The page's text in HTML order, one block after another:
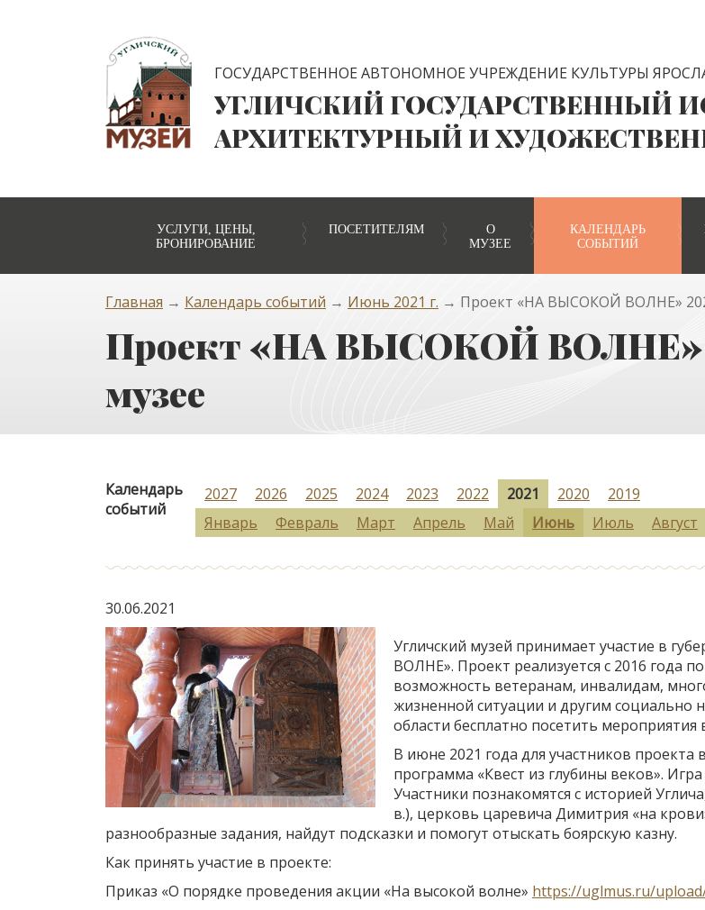
ГОСУДАРСТВЕННОЕ АВТОНОМНОЕ УЧРЕЖДЕНИЕ КУЛЬТУРЫ
УГЛИЧСКИЙ ГОСУДАРСТВЕННЫЙ
АРХИТЕКТУРНЫЙ И
УСЛУГИ, ЦЕНЫ,
БРОНИРОВАНИЕ
ПОСЕТИТЕЛЯМ
О
МУЗЕЕ
КАЛЕНДАРЬ
СОБЫТИЙ
Главная → Календарь событий → Июнь 2021 г. → Проект «НА ВЫСОКОЙ ВОЛНЕ»
Проект «НА ВЫСОКОЙ ВОЛНЕ»
музее
Календарь
событий
2027 2026 2025 2024 2023 2022 2021 2020
2019
Январь
Февраль Март Апрель Май Июнь Июль Август
30.06.2021
Угличский музей принимает участие в
ВОЛНЕ». Проект реализуется с 2016 года
возможность ветеранам, инвалидам,
жизненной ситуации и другим социально
области бесплатно посетить
В июне 2021 года для участников проекта
программа «Квест из глубины веков».
Участники познакомятся с историей
в.), церковь царевича Димитрия «на
разнообразные задания, найдут подсказки и помогут отыскать боярскую казну.
Как принять участие в проекте:
Приказ «О порядке проведения акции «На высокой волне» https://uglmus.ru/